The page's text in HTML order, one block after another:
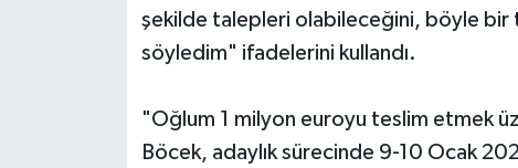
şekilde talepleri olabileceğini, böyle bir
söyledim" ifadelerini kullandı.
"Oğlum 1 milyon euroyu teslim etmek
Böcek, adaylık sürecinde 9-10 Ocak